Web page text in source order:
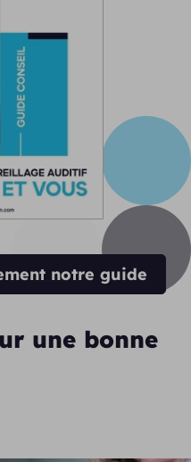
notre guide
une bonne